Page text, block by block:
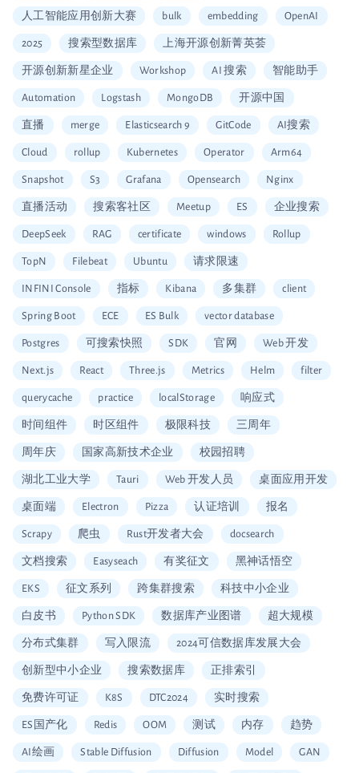
人工智能应用创新大赛 bulk embedding OpenAI
2025 搜索型数据库 上海开源创新菁英荟
开源创新新星企业 Workshop AI 搜索 智能助手
Automation Logstash MongoDB 开源中国
直播 merge Elasticsearch 9 GitCode AI搜索
Cloud rollup Kubernetes Operator Arm64
Snapshot S3 Grafana Opensearch Nginx
直播活动 搜索客社区 Meetup ES 企业搜索
DeepSeek RAG certificate windows Rollup
TopN Filebeat Ubuntu 请求限速
INFINI Console 指标 Kibana 多集群 client
Spring Boot ECE ES Bulk vector database
Postgres 可搜索快照 SDK 官网 Web 开发
Next.js React Three.js Metrics Helm filter
querycache practice localStorage 响应式
时间组件 时区组件 极限科技 三周年
周年庆 国家高新技术企业 校园招聘
湖北工业大学 Tauri Web 开发人员 桌面应用开发
桌面端 Electron Pizza 认证培训 报名
Scrapy 爬虫 Rust开发者大会 docsearch
文档搜索 Easyseach 有奖征文 黑神话悟空
EKS 征文系列 跨集群搜索 科技中小企业
白皮书 Python SDK 数据库产业图谱 超大规模
分布式集群 写入限流 2024可信数据库发展大会
创新型中小企业 搜索数据库 正排索引
免费许可证 K8S DTC2024 实时搜索
ES国产化 Redis OOM 测试 内存 趋势
AI绘画 Stable Diffusion Diffusion Model GAN